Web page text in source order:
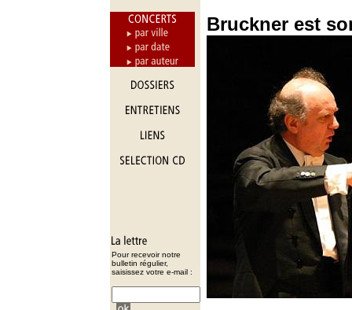
Pour recevoir notre
bulletin régulier,
saisissez votre e-mail :
Bruckner est